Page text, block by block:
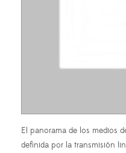
El panorama de los medios
definida por la transmisión